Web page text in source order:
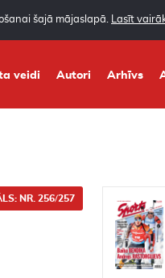
šajā mājaslapā. Lasīt
veidi Autori Arhīvs
NR. 256/257